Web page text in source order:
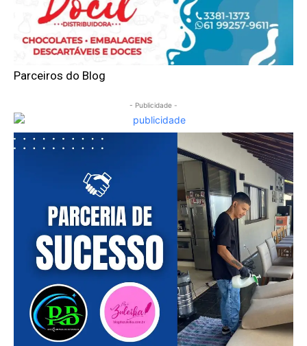
Parceiros do Blog
- Publicidade -